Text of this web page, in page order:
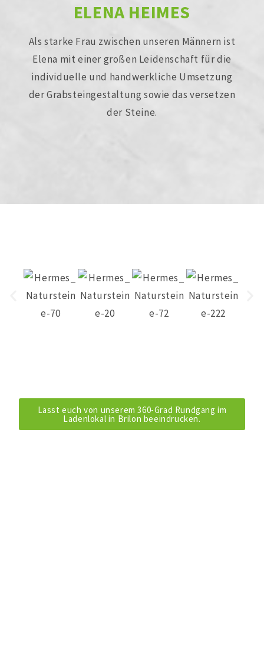
ELENA HEIMES
Als starke Frau zwischen unseren Männern ist
Elena mit einer großen Leidenschaft für die
individuelle und handwerkliche Umsetzung
der Grabsteingestaltung sowie das versetzen
der Steine.
Lasst euch von unserem 360-Grad Rundgang im
Ladenlokal in Brilon beeindrucken.